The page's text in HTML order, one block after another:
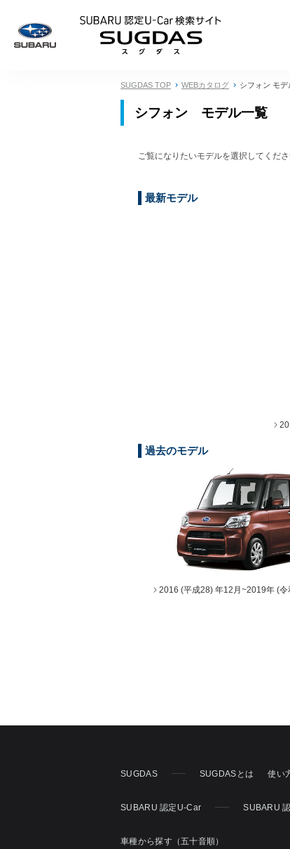
SUGDAS TOP WEBカタログ シフォン モデ
シフォン モデル一覧
ご覧になりたいモデルを選択してくださ
最新モデル
過去のモデル
2016 (平成28) 年12月~2019年 (令
SUGDAS SUGDASとは 使い
SUBARU 認定U-Car SUBARU
車種から探す（五十音順）